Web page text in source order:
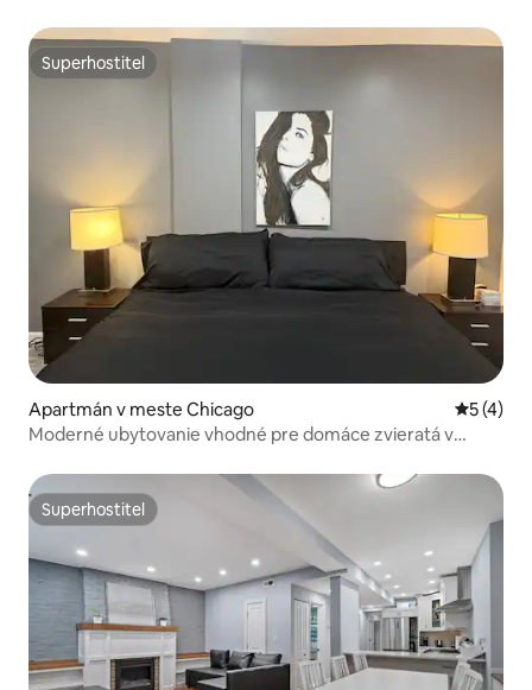
Superhostiteľ
Superhostiteľ
Apartmán v meste Chicago
5 (4)
Moderné ubytovanie vhodné pre domáce zvieratá v
Superhostiteľ
Superhostiteľ